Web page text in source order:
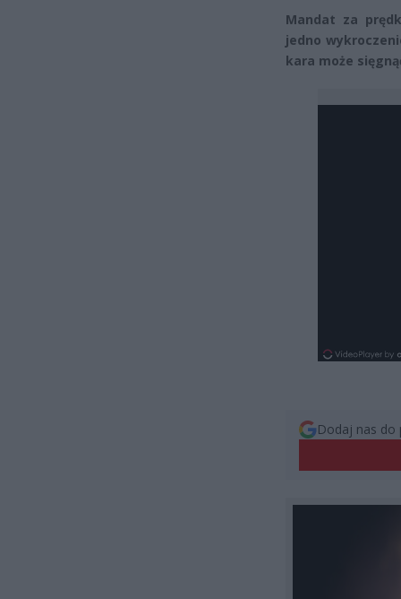
Mandat za
jedno
kara może
Dodaj nas do